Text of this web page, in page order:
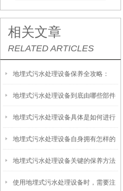
相关文章
RELATED ARTICLES
地埋式污水处理设备保养全攻略：
让“地下卫士”持续高效运转
地埋式污水处理设备到底由哪些部件
撑起？核心结构一文拆解
地埋式污水处理设备具体是如何进行
安装的呢？
地埋式污水处理设备自身拥有怎样的
特点呢？
地埋式污水处理设备关键的保养方法
使用地埋式污水处理设备时，需要注